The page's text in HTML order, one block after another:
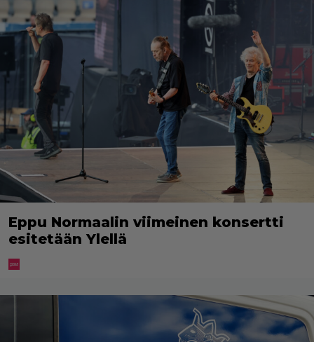
Eppu Normaalin viimeinen konsertti
esitetään Ylellä